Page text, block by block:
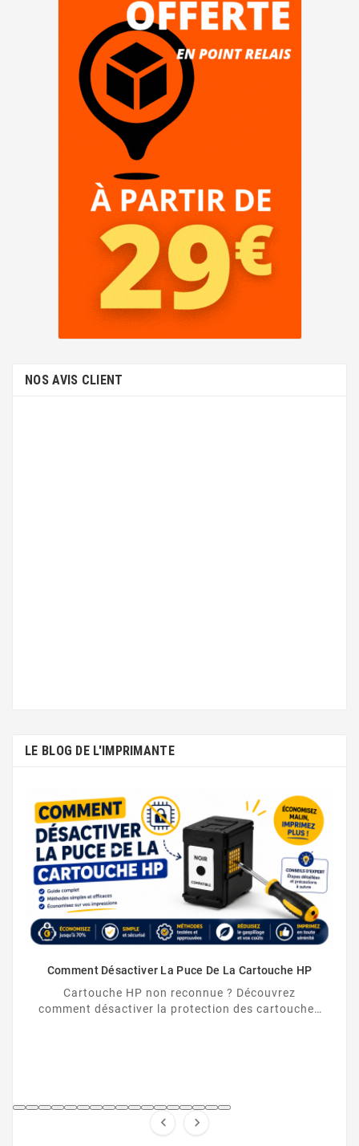
NOS AVIS CLIENT
LE BLOG DE L'IMPRIMANTE
Comment Désactiver La Puce De La Cartouche HP
Cartouche HP non reconnue ? Découvrez
comment désactiver la protection des cartouches
 